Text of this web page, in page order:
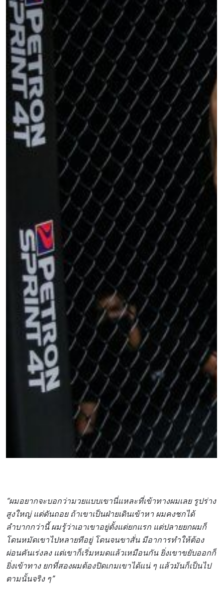
“ผมอยากจะบอกว่ามวยแบบเขานี่แหละที่เข้าทางผมเลย รูปร่าง
สูงใหญ่ แต่ดันถอย ถ้าเขาเป็นฝ่ายเดินเข้าหา ผมคงชกได้
ลำบากกว่านี้ ผมรู้ว่าเอาเขาอยู่ตั้งแต่ยกแรก แต่ปลายยกผมก็
โดนหมัดเขาไปหลายทีอยู่ โดนจนขาสั่น มีอาการทำให้ต้อง
ผ่อนคันเร่งลง แต่เขาก็เริ่มหมดแล้วเหมือนกัน ยิ่งเขาขยับออกก็
ยิ่งเข้าทาง ยกที่สองผมต้องปิดเกมเขาได้แน่ ๆ แล้วมันก็เป็นไป
ตามนั้นจริง ๆ”